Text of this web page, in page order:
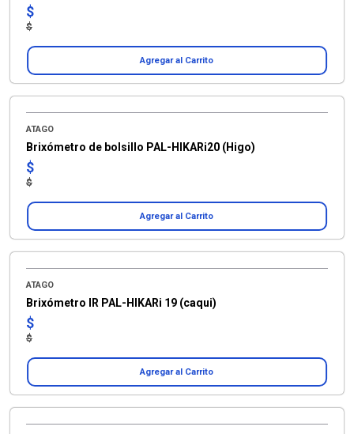
$
$
Agregar al Carrito
ATAGO
Brixómetro de bolsillo PAL-HIKARi20 (Higo)
$
$
Agregar al Carrito
ATAGO
Brixómetro IR PAL-HIKARi 19 (caqui)
$
$
Agregar al Carrito